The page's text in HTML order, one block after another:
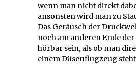
wenn man nicht direkt
ansonsten wird man zu
Das Geräusch der
noch am anderen Ende der
hörbar sein, als ob man
einem Düsenflugzeug